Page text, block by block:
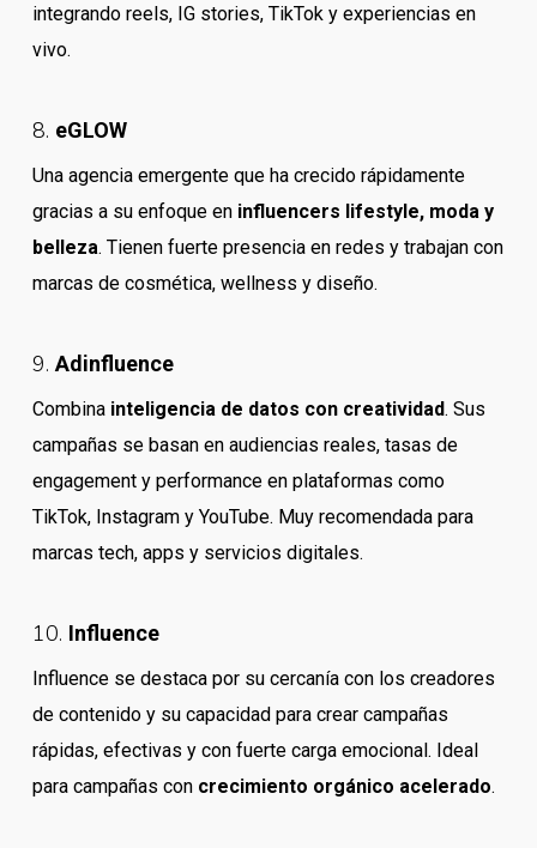
integrando reels, IG stories, TikTok y experiencias en
vivo.
8. eGLOW
Una agencia emergente que ha crecido rápidamente
gracias a su enfoque en influencers lifestyle, moda y
belleza. Tienen fuerte presencia en redes y trabajan con
marcas de cosmética, wellness y diseño.
9.Adinfluence
Combina inteligencia de datos con creatividad. Sus
campañas se basan en audiencias reales, tasas de
engagement y performance en plataformas como
TikTok, Instagram y YouTube. Muy recomendada para
marcas tech, apps y servicios digitales.
10. Influence
Influence se destaca por su cercanía con los creadores
de contenido y su capacidad para crear campañas
rápidas, efectivas y con fuerte carga emocional. Ideal
para campañas con crecimiento orgánico acelerado.